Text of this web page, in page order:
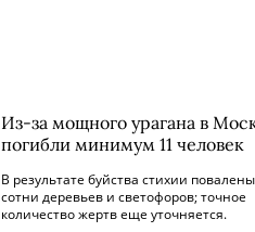
Из-за мощного урагана в
погибли минимум 11 человек
В результате буйства стихии повалены
сотни деревьев и светофоров; точное
количество жертв еще уточняется.